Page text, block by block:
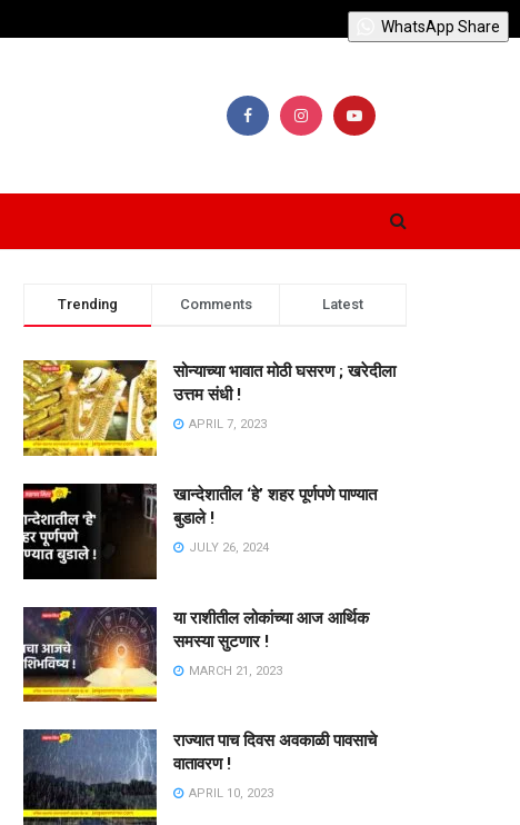
Trending Comments Latest
सोन्याच्या भावात मोठी घसरण ; खरेदीला
उत्तम संधी !
APRIL 7, 2023
खान्देशातील ‘हे’ शहर पूर्णपणे पाण्यात
बुडाले !
JULY 26, 2024
या राशीतील लोकांच्या आज आर्थिक
समस्या सुटणार !
MARCH 21, 2023
राज्यात पाच दिवस अवकाळी पावसाचे
वातावरण !
APRIL 10, 2023
WhatsApp Share